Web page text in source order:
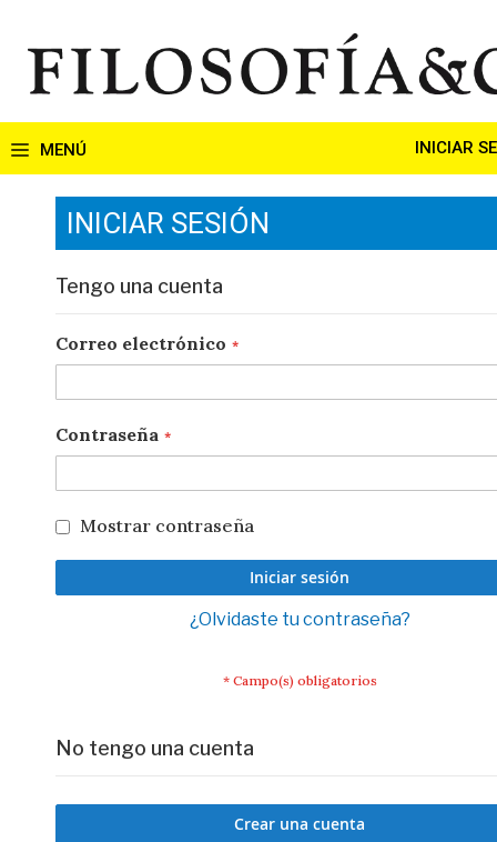
contenido
INICIAR
INICIAR SESIÓN
Tengo una cuenta
Correo electrónico
Contraseña
Mostrar contraseña
Iniciar sesión
¿Olvidaste tu contraseña?
No tengo una cuenta
Crear una cuenta